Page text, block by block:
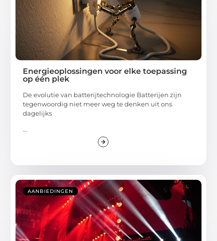
Energieoplossingen voor elke toepassing
op één plek
De evolutie van batterijtechnologie Batterijen zijn
tegenwoordig niet meer weg te denken uit ons
dagelijks
...
AANBIEDINGEN